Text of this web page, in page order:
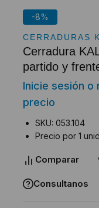
-8%
CERRADURAS
Cerradura
partido y
Inicie sesión o
precio
SKU: 053.104
Precio por 1
Comparar
Consultanos